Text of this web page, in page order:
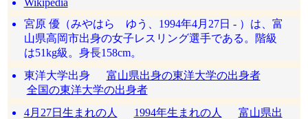
Wikipedia
宮原 優（みやはら ゆう、1994年4月27日 - ）は、富
山県高岡市出身の女子レスリング選手である。階級
は51kg級。身長158cm。
東洋大学出身 富山県出身の東洋大学の出身者
全国の東洋大学の出身者
4月27日生まれの人
1994年生まれの人
富山県出